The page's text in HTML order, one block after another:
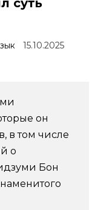
суть
15.10.2025
он
в том числе
о
Бон